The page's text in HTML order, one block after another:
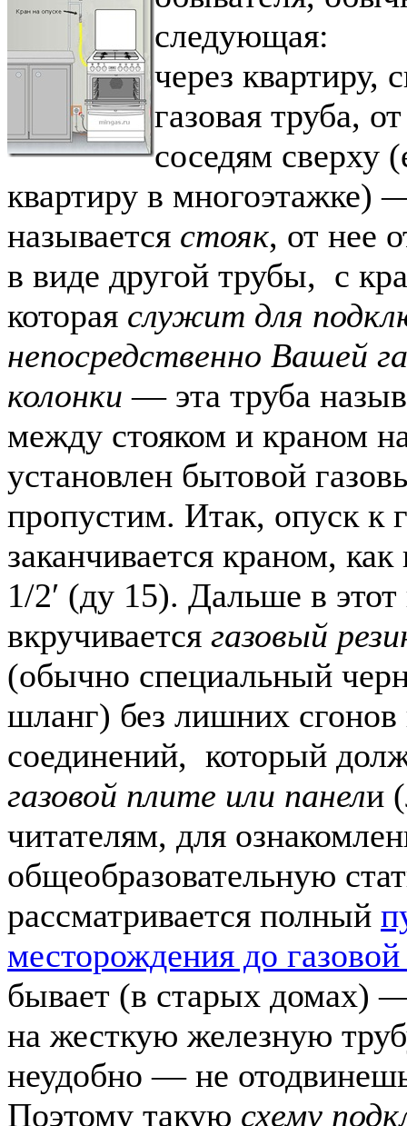
следующая:
через квартиру,
газовая труба,
соседям сверху
квартиру в многоэтажке)
называется стояк, от нее
в виде другой трубы, с
которая служит для
непосредственно Вашей
колонки — эта труба
между стояком и краном
установлен бытовой
пропустим. Итак, опуск к
заканчивается краном,
1/2′ (ду 15). Дальше в
вкручивается газовый
(обычно специальный
шланг) без лишних сгонов
соединений, который
газовой плите или панели
читателям, для
общеобразовательную
рассматривается полный
месторождения до
бывает (в старых домах)
на жесткую железную
неудобно — не
Поэтому такую схему